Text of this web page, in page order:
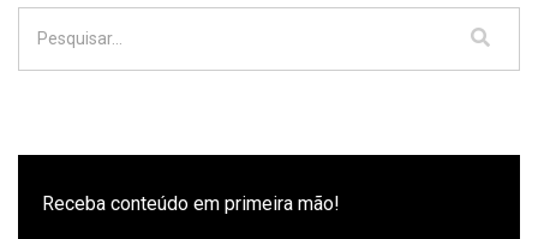
Receba conteúdo em primeira mão!